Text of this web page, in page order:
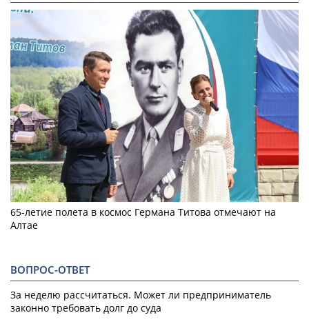
65-летие полета в космос Германа Титова отмечают на
Алтае
ВОПРОС-ОТВЕТ
За неделю рассчитаться. Может ли предприниматель
законно требовать долг до суда